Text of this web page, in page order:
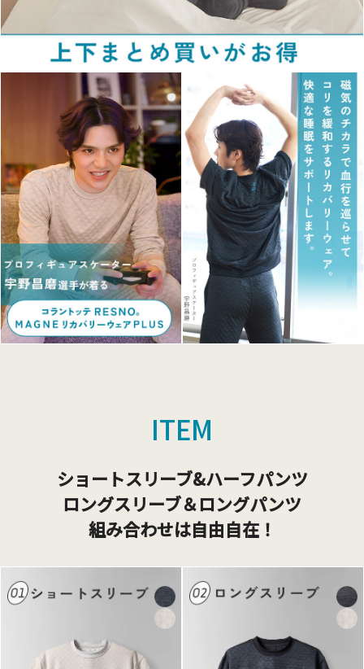
ITEM
ショートスリーブ&ハーフパンツ
ロングスリーブ＆ロングパンツ
組み合わせは自由自在！